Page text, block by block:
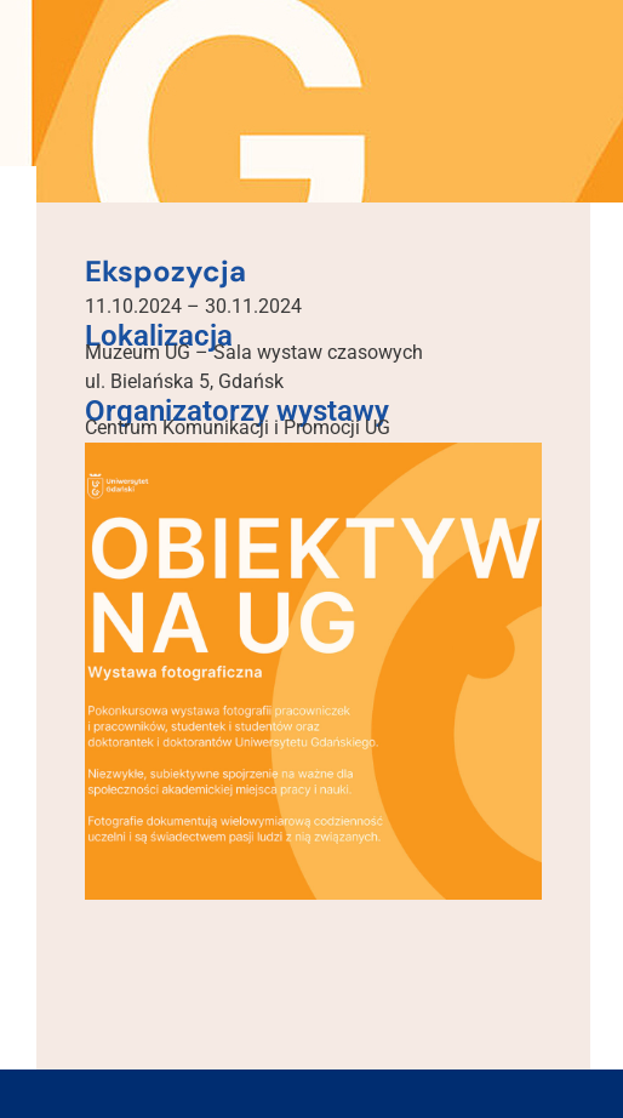
Ekspozycja
11.10.2024 – 30.11.2024
Lokalizacja
Muzeum UG – Sala wystaw czasowych
ul. Bielańska 5, Gdańsk
Organizatorzy wystawy
Centrum Komunikacji i Promocji UG